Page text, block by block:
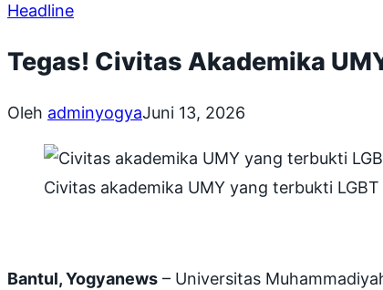
Headline
Tegas! Civitas Akademika
Oleh adminyogyaJuni 13, 2026
Civitas akademika UMY yang terbukti
Bantul, Yogyanews – Universitas